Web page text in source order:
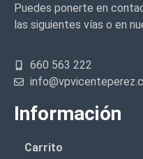
Puedes ponerte en
las siguientes vías o en
660 563 222
Información
Carrito